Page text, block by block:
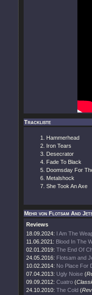
Trackliste
Hammerhead
Iron Tears
Desecrator
Fade To Black
Doomsday For
Metalshock
She Took An Axe
Mehr von Flotsam And
Reviews
18.09.2024: I Am The
11.06.2021: Blood In The
02.01.2019: The End Of
24.05.2016: Flotsam and
10.02.2014: No Place For
07.04.2013: Ugly Noise (
09.09.2012: Cuatro (
24.10.2010: The Cold (